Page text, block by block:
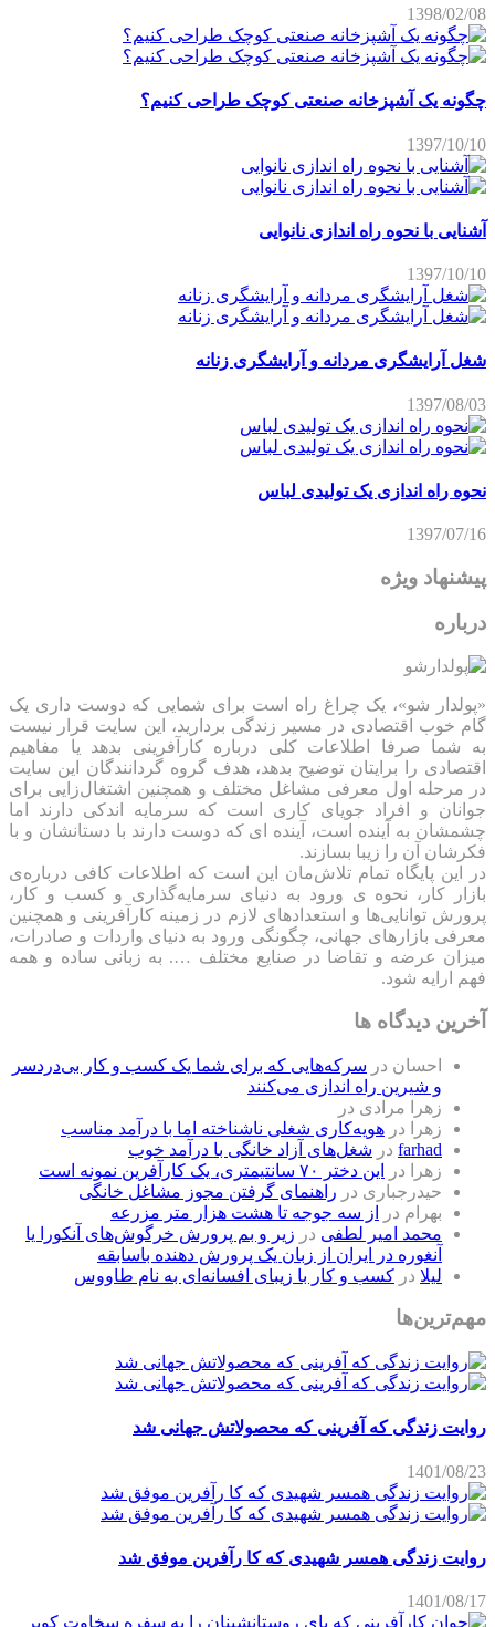
1398/02/08
چگونه یک آشپزخانه صنعتی کوچک طراحی کنیم؟
1397/10/10
آشنایی با نحوه راه اندازی نانوایی
1397/10/10
شغل آرایشگری مردانه و آرایشگری زنانه
1397/08/03
نحوه راه اندازی یک تولیدی لباس
1397/07/16
پیشنهاد ویژه
درباره
«پولدار شو»، یک چراغ راه است برای شمایی که دوست داری یک
گام خوب اقتصادی در مسیر زندگی بردارید، این سایت قرار نیست
به شما صرفا اطلاعات کلی درباره کارآفرینی بدهد یا مفاهیم
اقتصادی را برایتان توضیح بدهد، هدف گروه گردانندگان این سایت
در مرحله اول معرفی مشاغل مختلف و همچنین اشتغال‌زایی برای
جوانان و افراد جویای کاری است که سرمایه اندکی دارند اما
چشمشان به آینده است، آینده ای که دوست دارند با دستانشان و با
فکرشان آن را زیبا بسازند.
در این پایگاه تمام تلاش‌مان این است که ‌اطلاعات کافی درباره‌ی
بازار کار، نحوه ی ورود به دنیای سرمایه‌گذاری و کسب و کار،
پرورش توانایی‌ها و استعدادهای لازم در زمینه کارآفرینی و همچنین
معرفی بازارهای جهانی، چگونگی ورود به دنیای واردات و صادرات،
میزان عرضه و تقاضا در صنایع مختلف …. به زبانی ساده و همه
فهم ارایه شود.
آخرین دیدگاه ها
احسان در سرکه‌هایی که برای شما یک کسب و کار بی‌دردسر
و شیرین راه اندازی می‌کنند
زهرا مرادی در
زهرا
در هویه‌کاری شغلی ناشناخته اما با درآمد مناسب
farhad در شغل‌های آزاد خانگی با درآمد خوب
زهرا
در
این دختر ۷۰ سانتیمتری، یک کارآفرین نمونه است
حیدرجباری در راهنمای گرفتن مجوز مشاغل خانگی
بهرام در
از سه جوجه تا هشت هزار متر مزرعه
محمد امیر لطفی در زیر و بم پرورش خرگوش‌های آنکورا یا
آنغوره در ایران از زبان یک پرورش دهنده باسابقه
لیلا در کسب و کار با زیبای افسانه‌ای به نام طاووس
مهم‌ترین‌ها
روایت زندگی که آفرینی که محصولاتش جهانی شد
1401/08/23
روایت زندگی همسر شهیدی که کا رآفرین موفق شد
1401/08/17